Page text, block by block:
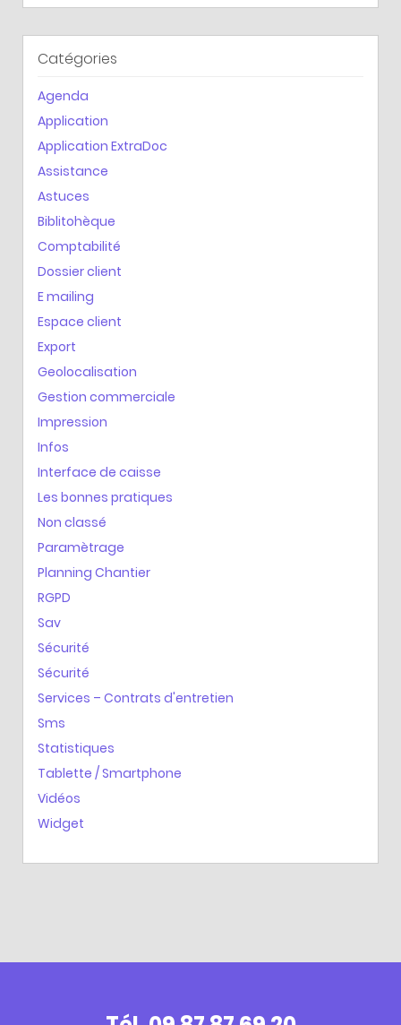
Catégories
Agenda
Application
Application ExtraDoc
Assistance
Astuces
Biblitohèque
Comptabilité
Dossier client
E mailing
Espace client
Export
Geolocalisation
Gestion commerciale
Impression
Infos
Interface de caisse
Les bonnes pratiques
Non classé
Paramètrage
Planning Chantier
RGPD
Sav
Sécurité
Sécurité
Services – Contrats d'entretien
Sms
Statistiques
Tablette / Smartphone
Vidéos
Widget